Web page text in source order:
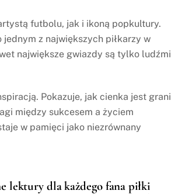
futbolu, jak i ikoną popkultury.
z największych piłkarzy w
największe gwiazdy są tylko ludźmi
Pokazuje, jak cienka jest
między sukcesem a życiem
w pamięci jako niezrównany
lektury dla każdego fana piłki